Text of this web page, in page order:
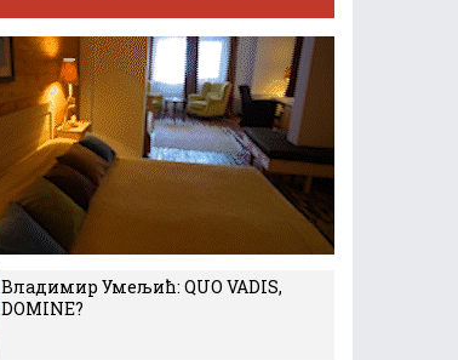
Владимир Умељић: QUO VADIS,
DOMINE?